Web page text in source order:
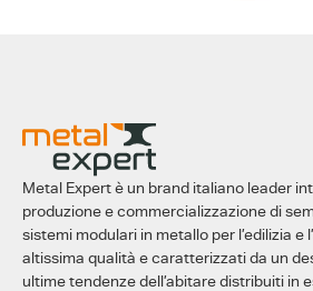
Metal Expert è un brand italiano leader
produzione e commercializzazione di
sistemi modulari in metallo per l’edilizia e
altissima qualità e caratterizzati da un
ultime tendenze dell’abitare distribuiti in